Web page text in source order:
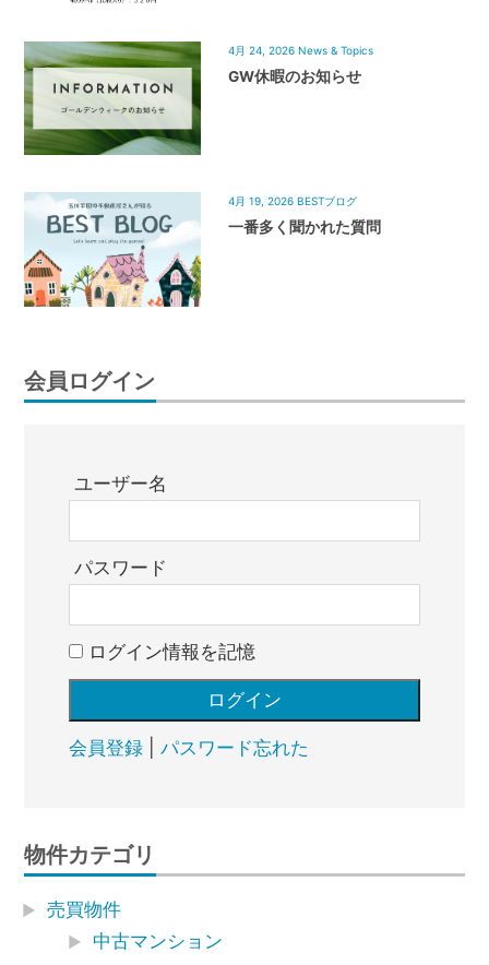
4月 24, 2026 News & Topics
GW休暇のお知らせ
4月 19, 2026 BESTブログ
一番多く聞かれた質問
会員ログイン
ユーザー名
パスワード
ログイン情報を記憶
会員登録| パスワード忘れた
物件カテゴリ
売買物件
中古マンション